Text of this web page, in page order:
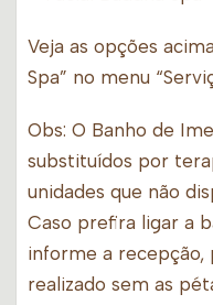
Veja as opções
Spa” no menu
Obs: O Banho de
substituídos por
unidades que não
Caso prefira ligar a
informe a recepção,
realizado sem as